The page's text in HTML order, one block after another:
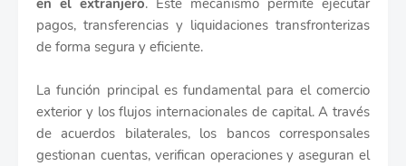
en el extranjero. Este mecanismo permite ejecutar
pagos, transferencias y liquidaciones transfronterizas
de forma segura y eficiente.
La función principal es fundamental para el comercio
exterior y los flujos internacionales de capital. A través
de acuerdos bilaterales, los bancos corresponsales
gestionan cuentas, verifican operaciones y aseguran el